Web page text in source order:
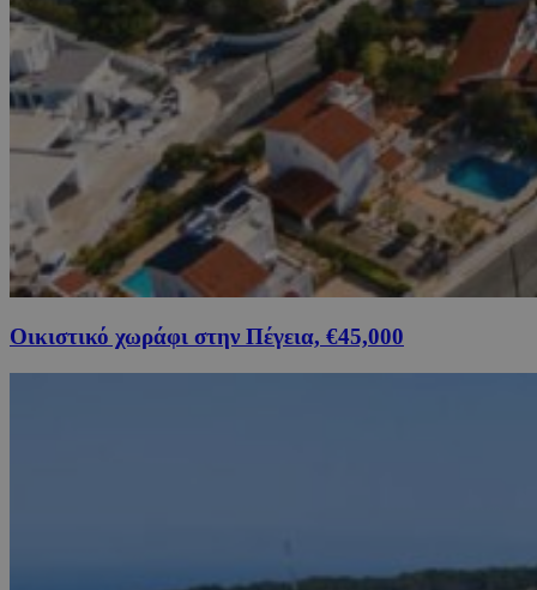
Οικιστικό χωράφι στην Πέγεια, €45,000